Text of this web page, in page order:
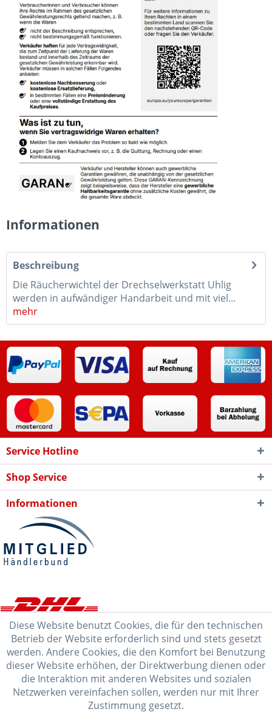
Informationen
Beschreibung
Die Räucherwichtel der Drechselwerkstatt Uhlig
werden in aufwändiger Handarbeit und mit viel...
mehr
Service Hotline
Shop Service
Informationen
Diese Website benutzt Cookies, die für den technischen
Betrieb der Website erforderlich sind und stets gesetzt
werden. Andere Cookies, die den Komfort bei Benutzung
dieser Website erhöhen, der Direktwerbung dienen oder
die Interaktion mit anderen Websites und sozialen
Netzwerken vereinfachen sollen, werden nur mit Ihrer
Zustimmung gesetzt.